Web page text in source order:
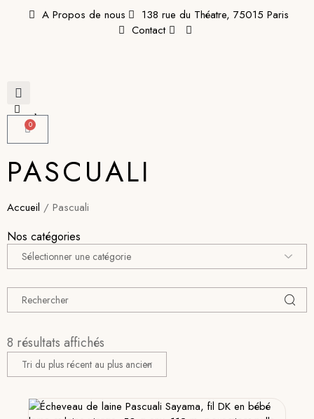
A Propos de nous
138 rue du Théatre, 75015 Paris
Contact
0
PASCUALI
Accueil / Pascuali
Nos catégories
8 résultats affichés